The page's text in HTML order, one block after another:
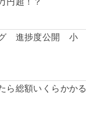
グ 進捗度公開 小
ら総額いくらかかる